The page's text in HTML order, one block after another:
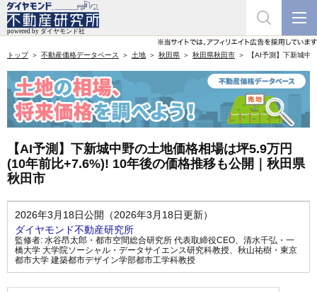
トップ 不動産価格データベース 土地 秋田県 秋田県秋田市 【AI予測】下新城
【AI予測】下新城中野の土地価格相場は坪5.9万円
(10年前比+7.6%)! 10年後の価格推移も公開｜秋田県
秋田市
2026年3月18日公開（2026年3月18日更新）
ダイヤモンド不動産研究所
監修者: 水谷昂太郎・都市空間総合研究所 代表取締役CEO、 清水千弘・一
橋大学 大学院ソーシャル・データサイエンス研究科教授、 秋山祐樹・東京
都市大学 建築都市デザイン学部都市工学科教授